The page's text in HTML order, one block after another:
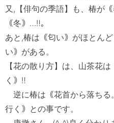
又,【俳句の季語】も、椿が
｟冬｠…‼。
あと,椿は｟匂い｠がほとん
い｠がある。
【花の散り方】は、山茶花
く｠‼
逆に椿は｟花首から落ちる
行く｠との事です。